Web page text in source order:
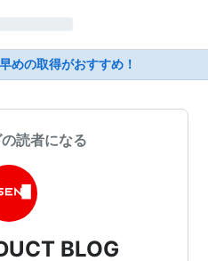
めの取得がおすすめ！
読者になる
BLOG